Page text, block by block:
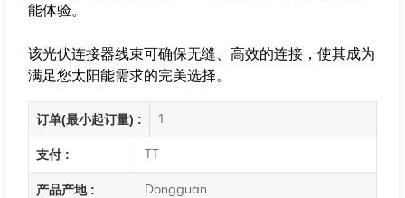
能体验。
该光伏连接器线束可确保无缝、高效的连接，使其成为
满足您太阳能需求的完美选择。
订单(最小起订量) : 1
支付 : TT
产品产地 : Dongguan